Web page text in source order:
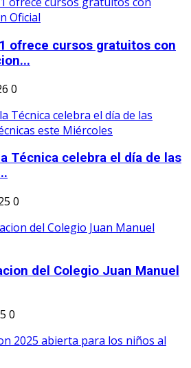
ofrece cursos gratuitos con
0
Técnica celebra el día de las
0
del Colegio Juan Manuel
0